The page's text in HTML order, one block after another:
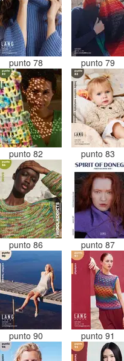
punto 78 punto 79
punto 82 punto 83
punto 86 punto 87
punto 90 punto 91